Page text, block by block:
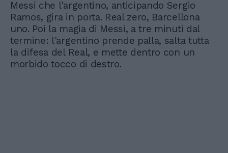
Messi che l'argentino, anticipando Sergio
Ramos, gira in porta. Real zero, Barcellona
uno. Poi la magia di Messi, a tre minuti dal
termine: l'argentino prende palla, salta tutta
la difesa del Real, e mette dentro con un
morbido tocco di destro.